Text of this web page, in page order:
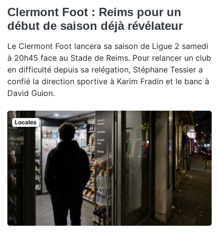
Clermont Foot : Reims pour un
début de saison déjà révélateur
Le Clermont Foot lancera sa saison de Ligue 2 samedi
à 20h45 face au Stade de Reims. Pour relancer un club
en difficulté depuis sa relégation, Stéphane Tessier a
confié la direction sportive à Karim Fradin et le banc à
David Guion.
Locales